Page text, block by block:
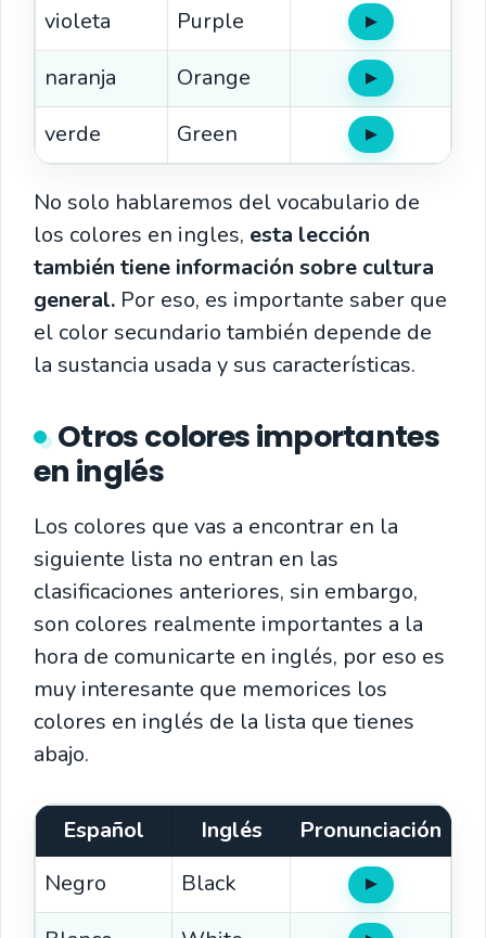
violeta Purple ▶Oír
naranja Orange ▶Oír
verde Green ▶Oír
No solo hablaremos del vocabulario de
los colores en ingles, esta lección
también tiene información sobre cultura
general. Por eso, es importante saber que
el color secundario también depende de
la sustancia usada y sus características.
Otros colores importantes
en inglés
Los colores que vas a encontrar en la
siguiente lista no entran en las
clasificaciones anteriores, sin embargo,
son colores realmente importantes a la
hora de comunicarte en inglés, por eso es
muy interesante que memorices los
colores en inglés de la lista que tienes
abajo.
Español Inglés
Pronunciación
Negro
Black ▶Oír